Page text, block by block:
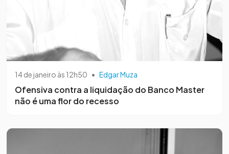
14 de janeiro às 12h50 • Edgar Muza
Ofensiva contra a liquidação do Banco Master
não é uma flor do recesso